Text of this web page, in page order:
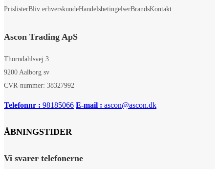
PrislisterBliv erhverskundeHandelsbetingelserBrandsKontakt
Ascon Trading ApS
Thorndahlsvej 3
9200 Aalborg sv
CVR-nummer: 38327992
Telefonnr : 98185066 E-mail : ascon@ascon.dk
ÅBNINGSTIDER
Vi svarer telefonerne